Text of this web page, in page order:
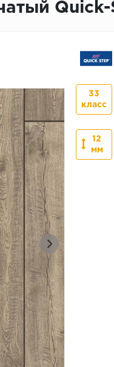
Quick-
33
класс
12
мм